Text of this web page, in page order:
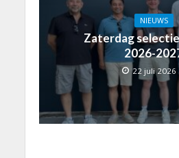
NIEUWS
Zaterdag
2026-
22 juli 2026